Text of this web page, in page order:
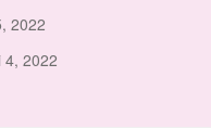
2022
4, 2022